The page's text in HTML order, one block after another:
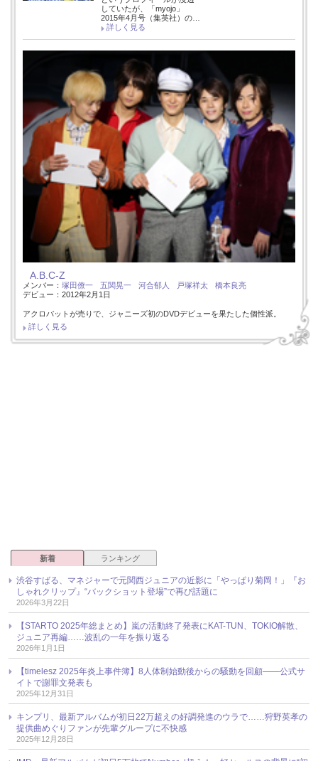
していたが、「myojo」
2015年4月号（集英社）の…
詳しく見る
A.B.C-Z
メンバー： 塚田僚一 五関晃一 河合郁人 戸塚祥太
橋本良亮
デビュー：2012年2月1日
アクロバットが売りで、ジャニーズ初のDVDデビューを果たした個性派。
詳しく見る
新着 ランキング
渋谷すばる、マネジャーで元関西ジュニアの近影に「やっぱり菊岡！」『お
しゃれクリップ』“バックショット登場”で再び話題に
2026年3月22日
【STARTO 2025年総まとめ】嵐の活動終了発表にKAT-TUN、TOKIO解散、
ジュニア再編……波乱の一年を振り返る
2026年1月1日
【timelesz 2025年炎上事件簿】8人体制始動後からの騒動を回顧――公式サ
イトで謝罪文発表も
2025年12月31日
キンプリ、最新アルバムが初日22万超えの好調発進のウラで……狩野英孝の
提供曲めぐりファンが先輩グループに不快感
2025年12月28日